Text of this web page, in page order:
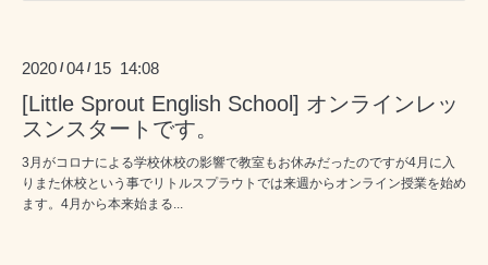
2020 /04 / 15 14:08
[Little Sprout English School] オンラインレッ
スンスタートです。
3月がコロナによる学校休校の影響で教室もお休みだったのですが4月に入
りまた休校という事でリトルスプラウトでは来週からオンライン授業を始め
ます。4月から本来始まる...